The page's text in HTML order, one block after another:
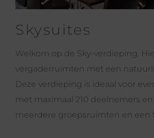
Skysuites
Welkom op de Sky-verdieping.
vergaderruimten met een
Deze verdieping is ideaal voor
met maximaal 210 deelnemers
meerdere groepsruimten en een